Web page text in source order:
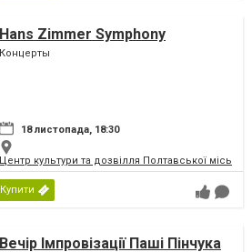
Hans Zimmer Symphony
Концерты
18 листопада, 18:30
Центр культури та дозвілля Полтавської
Купити
Вечір Імпровізації Паші Пінчука